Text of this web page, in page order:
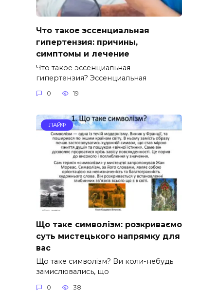
Что такое эссенциальная
гипертензия: причины,
симптомы и лечение
Что такое эссенциальная
гипертензия? Эссенциальная
0 19
ЛАЙФ
Що таке символізм: розкриваємо
суть мистецького напрямку для
вас
Що таке символізм? Ви коли-небудь
замислювались, що
0 38